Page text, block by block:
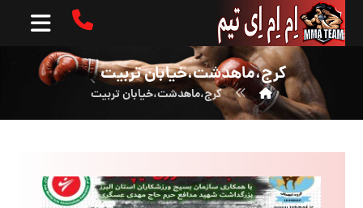
کرج،ماهدشت،خیابان تربیت
کرج،ماهدشت،خیابان تربیت